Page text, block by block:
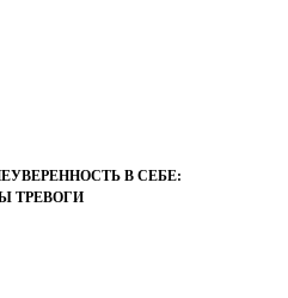
В СЕБЕ:
ТРЕВОГИ